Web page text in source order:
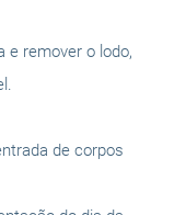
e remover o lodo,
de corpos